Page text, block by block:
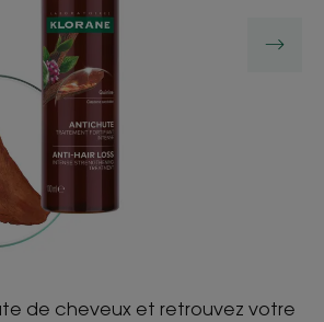
de cheveux et retrouvez votre